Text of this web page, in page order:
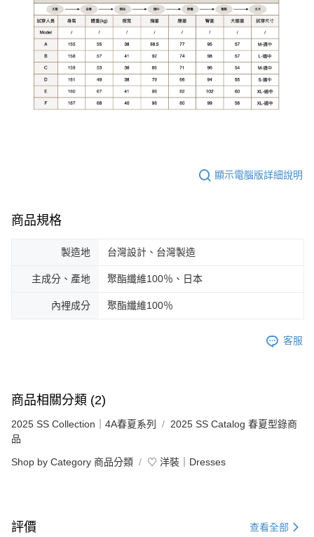
顯示電腦版詳細說明
商品規格
製造地 台灣設計、台灣製造
主成分、產地 聚酯纖維100％、日本
內裡成分 聚酯纖維100％
客服
商品相關分類 (2)
2025 SS Collection｜4A春夏系列
2025 SS Catalog 春夏型錄商
品
Shop by Category 商品分類 ♡ 洋裝｜Dresses
評價 查看全部